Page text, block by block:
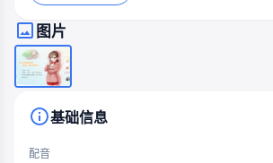
图片
基础信息
配音